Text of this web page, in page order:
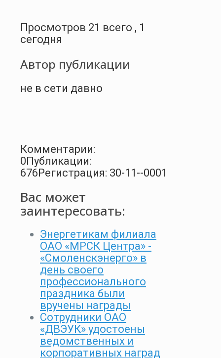
Просмотров 21 всего , 1
сегодня
Автор публикации
не в сети давно
Комментарии:
0 Публикации:
676 Регистрация: 30-11--0001
Вас может
заинтересовать:
Энергетикам филиала
ОАО «МРСК Центра» -
«Смоленскэнерго» в
день своего
профессионального
праздника были
вручены награды
Сотрудники ОАО
«ДВЭУК» удостоены
ведомственных и
корпоративных наград